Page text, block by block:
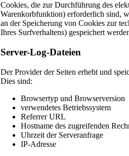
Cookies, die zur Durchführung des
Warenkorbfunktion) erforderlich sind,
an der Speicherung von Cookies zur
Ihres Surfverhaltens) gespeichert
Server-Log-Dateien
Der Provider der Seiten erhebt und
Dies sind:
Browsertyp und Browserversion
verwendetes Betriebssystem
Referrer URL
Hostname des zugreifenden
Uhrzeit der Serveranfrage
IP-Adresse